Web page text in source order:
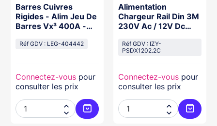
Dimensions (l x h x p) : 48 x 51 x 26.5 mm
Poids brut / Poids net : 0,08 Kg / 0,07 Kg
Conditionnement par : 1 ou 10 ou 100
P09.07
au panier
Barres Cuivres
Rigides - Alim Jeu De
Barres Vx³ 400A -
Px³630
Réf GDV : LEG-404442
Connectez-vous pour
consulter les prix


Ajouter au panier
Alimentation
Chargeur Rail Din 3M
230V Ac / 12V Dc
Réf GDV : IZY-
PSDX1202.2C
Connectez-vous pour
consulter les prix

